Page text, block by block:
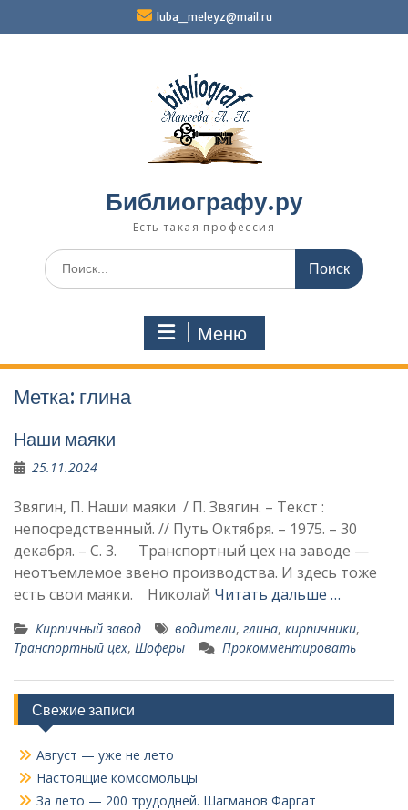
luba_meleyz@mail.ru
Библиографу.ру
Есть такая профессия
Поиск
по:
Меню
Метка: глина
Наши маяки
25.11.2024
Звягин, П. Наши маяки / П. Звягин. – Текст :
непосредственный. // Путь Октября. – 1975. – 30
декабря. – С. 3. Транспортный цех на заводе —
неотъемлемое звено производства. И здесь тоже
есть свои маяки. Николай Читать дальше …
Кирпичный завод водители, глина, кирпичники,
Транспортный цех, Шоферы Прокомментировать
Свежие записи
Август — уже не лето
Настоящие комсомольцы
За лето — 200 трудодней. Шагманов Фаргат